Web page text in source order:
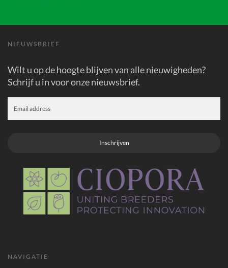
NIEUWSBRIEF
Wilt u op de hoogte blijven van alle nieuwigheden?
Schrijf u in voor onze nieuwsbrief.
Inschrijven
NAVIGATIE